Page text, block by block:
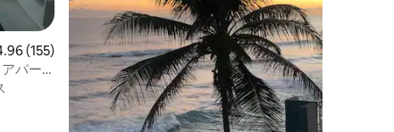
ュー155件、5つ星中4.96つ星の平均評価
(155)
パー